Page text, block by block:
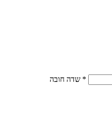
* שדה חובה